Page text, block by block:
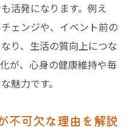
評判も参考にしよう
美容の効果に注目
心身に与える好影響
健康維持と自信
出す訪問美容サービス
活発になります。例え
ェンジや、イベント前の
り、生活の質向上につな
が、心身の健康維持や毎
魅力です。
不可欠な理由を解説